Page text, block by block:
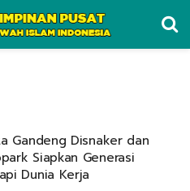
Gandeng Disnaker dan
Siapkan Generasi
Dunia Kerja